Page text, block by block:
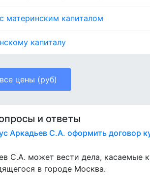
материнским капиталом
капиталу
цены (руб)
и ответы
Аркадьев С.А. оформить договор
С.А. может вести дела, касаемые
в городе Москва.